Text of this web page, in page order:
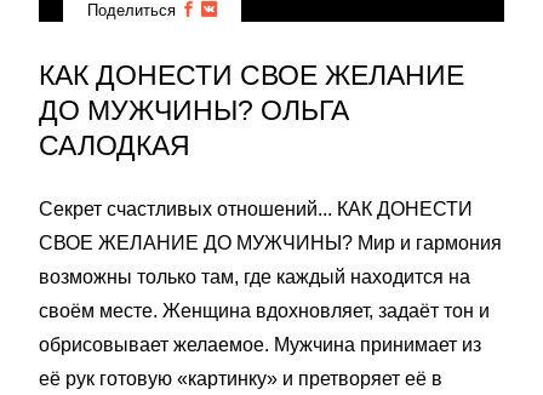
КАК ДОНЕСТИ СВОЕ ЖЕЛАНИЕ
ДО МУЖЧИНЫ? ОЛЬГА
САЛОДКАЯ
Поделиться
Секрет счастливых отношений... КАК ДОНЕСТИ
СВОЕ ЖЕЛАНИЕ ДО МУЖЧИНЫ? Мир и гармония
возможны только там, где каждый находится на
своём месте. Женщина вдохновляет, задаёт тон и
обрисовывает желаемое. Мужчина принимает из
её рук готовую «картинку» и претворяет её в